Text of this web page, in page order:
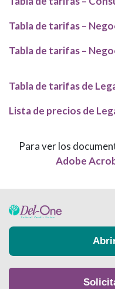
Tabla de tarifas –
Tabla de tarifas –
Tabla de tarifas de
Lista de precios de
Para ver los
Adobe